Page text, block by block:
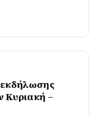
εκδήλωσης
Κυριακή –